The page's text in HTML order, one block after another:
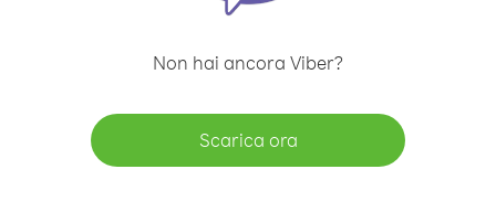
Non hai ancora Viber?
Scarica ora